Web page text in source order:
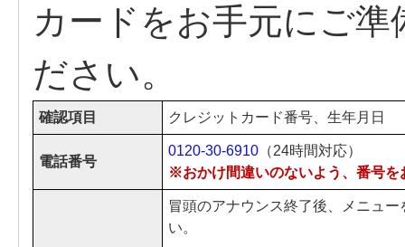
カードをお手元にご
ださい。
確認項目 クレジットカード番号、生年月日
電話番号
0120-30-6910 （24時間対応）
※おかけ間違いのないよう、番号を
冒頭のアナウンス終了後、メニュ
い。